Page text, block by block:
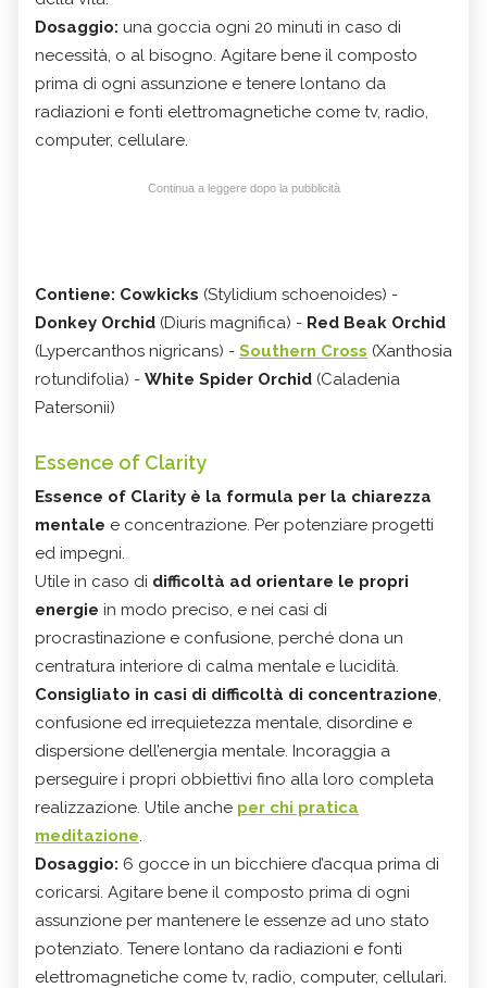
Dosaggio: una goccia ogni 20 minuti in caso di
necessità, o al bisogno. Agitare bene il composto
prima di ogni assunzione e tenere lontano da
radiazioni e fonti elettromagnetiche come tv, radio,
computer, cellulare.
Continua a leggere dopo la pubblicità
Contiene: Cowkicks (Stylidium schoenoides) -
Donkey Orchid (Diuris magnifica) - Red Beak Orchid
(Lypercanthos nigricans) - Southern Cross (Xanthosia
rotundifolia) - White Spider Orchid (Caladenia
Patersonii)
Essence of Clarity
Essence of Clarity è la formula per la chiarezza
mentale e concentrazione. Per potenziare progetti
ed impegni.
Utile in caso di difficoltà ad orientare le propri
energie in modo preciso, e nei casi di
procrastinazione e confusione, perché dona un
centratura interiore di calma mentale e lucidità.
Consigliato in casi di difficoltà di concentrazione,
confusione ed irrequietezza mentale, disordine e
dispersione dell’energia mentale. Incoraggia a
perseguire i propri obbiettivi fino alla loro completa
realizzazione. Utile anche per chi pratica
meditazione.
Dosaggio: 6 gocce in un bicchiere d’acqua prima di
coricarsi. Agitare bene il composto prima di ogni
assunzione per mantenere le essenze ad uno stato
potenziato. Tenere lontano da radiazioni e fonti
elettromagnetiche come tv, radio, computer, cellulari.